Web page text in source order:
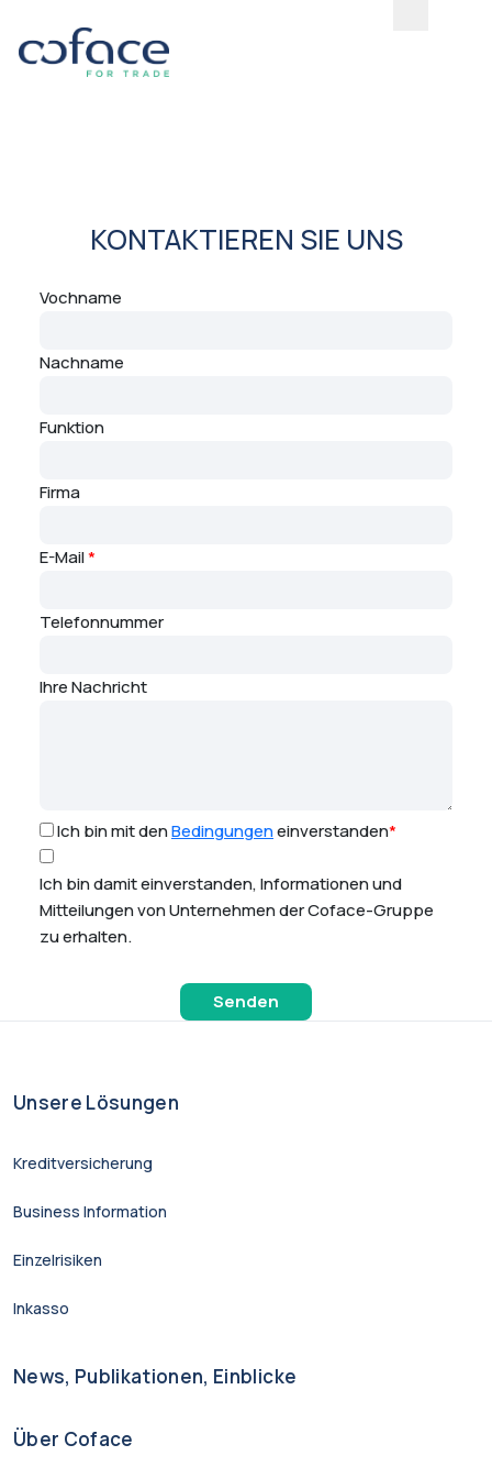
KONTAKTIEREN SIE UNS
Vochname
Nachname
Funktion
Firma
E-Mail*
Telefonnummer
Ihre Nachricht
Ich bin mit denBedingungeneinverstanden*
Ich bin damit einverstanden, Informationen und
Mitteilungen von Unternehmen der Coface-Gruppe
zu erhalten.
Unsere Lösungen
Kreditversicherung
Business Information
Einzelrisiken
Inkasso
News, Publikationen, Einblicke
Über Coface